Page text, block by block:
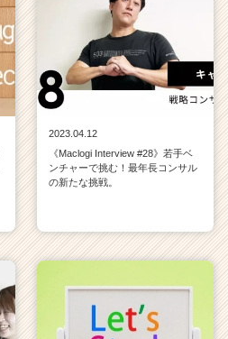
2023.04.12
《Maclogi Interview #28》若手ベ
ンチャーで挑む！最年長コンサル
の新たな挑戦。